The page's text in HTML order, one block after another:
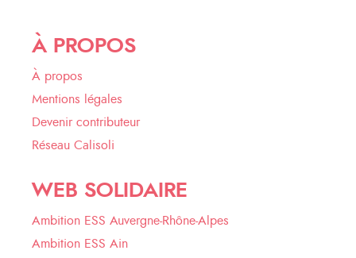
À PROPOS
À propos
Mentions légales
Devenir contributeur
Réseau Calisoli
WEB SOLIDAIRE
Ambition ESS Auvergne-Rhône-Alpes
Ambition ESS Ain